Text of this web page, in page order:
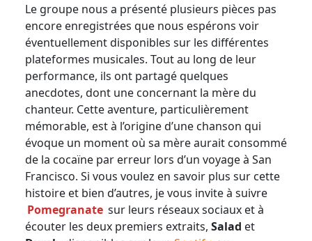
Le groupe nous a présenté plusieurs pièces pas
encore enregistrées que nous espérons voir
éventuellement disponibles sur les différentes
plateformes musicales. Tout au long de leur
performance, ils ont partagé quelques
anecdotes, dont une concernant la mère du
chanteur. Cette aventure, particulièrement
mémorable, est à l’origine d’une chanson qui
évoque un moment où sa mère aurait consommé
de la cocaïne par erreur lors d’un voyage à San
Francisco. Si vous voulez en savoir plus sur cette
histoire et bien d’autres, je vous invite à suivre
Pomegranate sur leurs réseaux sociaux et à
écouter les deux premiers extraits, Salad et